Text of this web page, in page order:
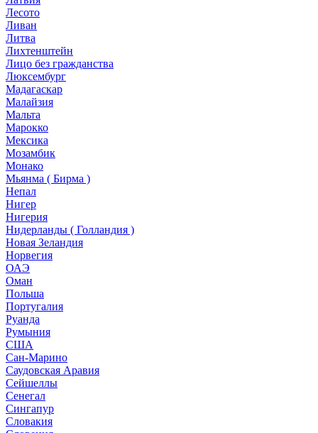
Лесото
Ливан
Литва
Лихтенштейн
Лицо без гражданства
Люксембург
Мадагаскар
Малайзия
Мальта
Марокко
Мексика
Мозамбик
Монако
Мьянма ( Бирма )
Непал
Нигер
Нигерия
Нидерланды ( Голландия )
Новая Зеландия
Норвегия
ОАЭ
Оман
Польша
Португалия
Руанда
Румыния
США
Сан-Марино
Саудовская Аравия
Сейшеллы
Сенегал
Сингапур
Словакия